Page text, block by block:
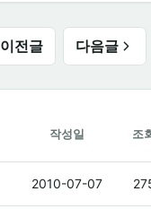
이전글 다음글
작성일 조
2010-07-07